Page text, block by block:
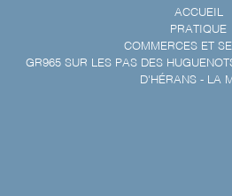
ACCUEIL
PRATIQUE
COMMERCES ET
GR965 SUR LES PAS DES
D'HÉRANS - LA